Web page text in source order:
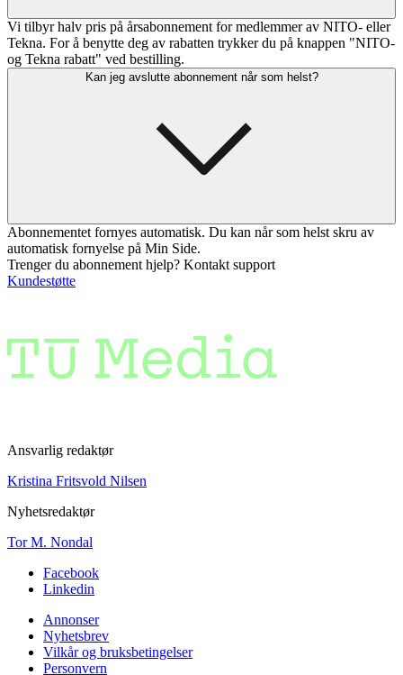
Vi tilbyr halv pris på årsabonnement for medlemmer av NITO- eller
Tekna. For å benytte deg av rabatten trykker du på knappen "NITO-
og Tekna rabatt" ved bestilling.
Kan jeg avslutte abonnement når som helst?
Abonnementet fornyes automatisk. Du kan når som helst skru av
automatisk fornyelse på Min Side.
Trenger du abonnement hjelp? Kontakt support
Kundestøtte
Ansvarlig redaktør
Kristina Fritsvold Nilsen
Nyhetsredaktør
Tor M. Nondal
Facebook
Linkedin
Annonser
Nyhetsbrev
Vilkår og bruksbetingelser
Personvern